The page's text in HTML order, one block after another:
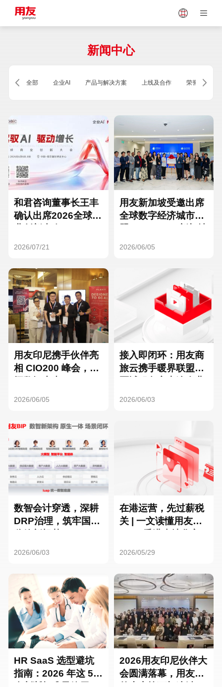
Vietnam
Singapore Malaysia
Thailand
Europe Turkey
Hungary Mexico
Hong Kong Macau
新闻中心
全部 企业AI 产品与解决方案 上线及合作 荣誉及资质
和君咨询董事长王丰
确认出席2026全球商
2026/07/21
用友新加坡受邀出席
全球数字经济城市联
2026/06/05
用友印尼携手伙伴亮
相 CIO200 峰会，共
2026/06/05
接入即闭环：用友商
旅云携手暖界联盟，
2026/06/03
数智会计穿透，深耕
DRP治理，筑牢国企
2026/06/03
在港运营，先过薪税
关 | 一文读懂用友HR
2026/05/29
HR SaaS 选型避坑
指南：2026 年这 5
2026用友印尼伙伴大
会圆满落幕，用友海